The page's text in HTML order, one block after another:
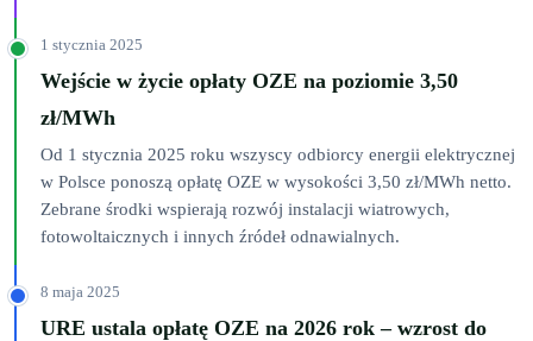
1 stycznia 2025
Wejście w życie opłaty OZE na poziomie 3,50
zł/MWh
Od 1 stycznia 2025 roku wszyscy odbiorcy energii elektrycznej
w Polsce ponoszą opłatę OZE w wysokości 3,50 zł/MWh netto.
Zebrane środki wspierają rozwój instalacji wiatrowych,
fotowoltaicznych i innych źródeł odnawialnych.
8 maja 2025
URE ustala opłatę OZE na 2026 rok – wzrost do